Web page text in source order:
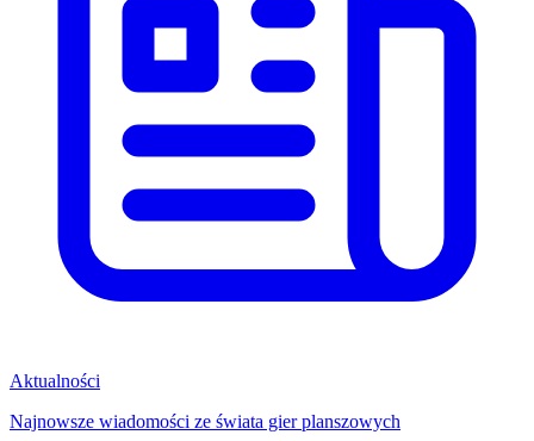
Aktualności
Najnowsze wiadomości ze świata gier planszowych